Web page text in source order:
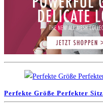
Perfekte Größe Perfekter Sitz